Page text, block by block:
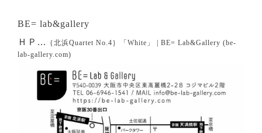
BE= lab&gallery
ＨＰ...
｛北浜Quartet No.4｝「White」 | BE= Lab&Gallery (be-
lab-gallery.com)